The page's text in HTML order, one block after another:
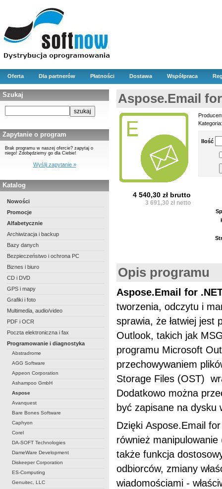
Oferta Dla partnerów Płatności Dostawa Współpraca
Szukaj
Zapytanie o program
Brak programu w naszej ofercie? zapytaj o
niego! Zdobędziemy go dla Ciebie!
Wyślij zapytanie »
Katalog
Nowości
Promocje
Alfabetycznie
Archiwizacja i backup
Bazy danych
Bezpieczeństwo i ochrona PC
Biznes i biuro
CD i DVD
GPS i mapy
Grafiki i foto
Multimedia, audio/video
PDF i OCR
Poczta elektroniczna i fax
Programowanie i diagnostyka
Abstradrome
AGG Software
Appeon Corporation
Ashampoo GmbH
Aspose
Avanquest
Bare Bones Software
Caphyon
Corel
DA-SOFT Technologies
DameWare Development
Diskeeper Corporation
ES-Computing
Genuitec, LLC
Aspose.Email
Ilość
4 540,30 zł brutto
3 691,30 zł netto
Opis programu
Aspose.Email for
tworzenia, odczytu i
sprawia, że ​​łatwiej jest
Outlook, takich jak
programu Microsoft
przechowywaniem
Storage Files (OST)
Dodatkowo można
być zapisane na dysku
Dzięki Aspose.Email
również
także funkcja
odbiorców, zmiany
wiadomościami -